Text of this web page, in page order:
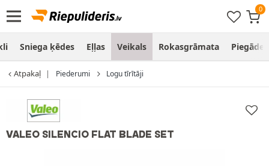
Sniega ķēdes Eļļas Veikals Rokasgrāmata Piegāde
Atpakaļ Piederumi Logu tīrītāji
VALEO SILENCIO FLAT BLADE SET